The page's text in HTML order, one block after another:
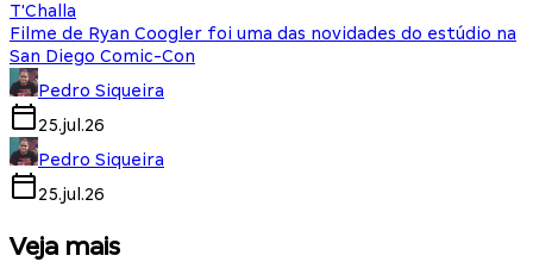
T'Challa
Filme de Ryan Coogler foi uma das novidades do estúdio na
San Diego Comic-Con
Pedro Siqueira
25.jul.26
Pedro Siqueira
25.jul.26
Veja mais